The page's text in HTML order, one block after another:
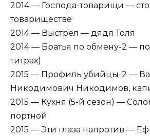
2014 — Господа-товарищи —
товариществе
2014 — Выстрел — дядя Толя
2014 — Братья по обмену-2 —
титрах)
2015 — Профиль убийцы-2 —
Никодимович Никодимов,
2015 — Кухня (5-й сезон) —
портной
2015 — Эти глаза напротив —